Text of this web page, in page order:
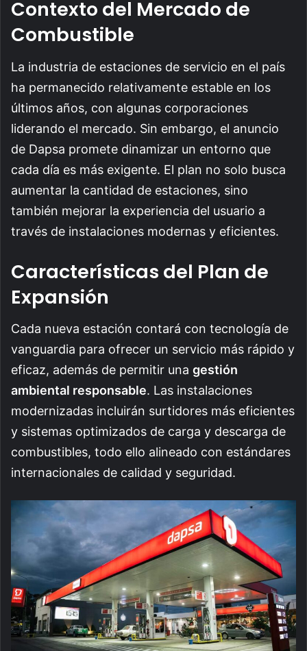
Contexto del Mercado de
Combustible
La industria de estaciones de servicio en el país
ha permanecido relativamente estable en los
últimos años, con algunas corporaciones
liderando el mercado. Sin embargo, el anuncio
de Dapsa promete dinamizar un entorno que
cada día es más exigente. El plan no solo busca
aumentar la cantidad de estaciones, sino
también mejorar la experiencia del usuario a
través de instalaciones modernas y eficientes.
Características del Plan de
Expansión
Cada nueva estación contará con tecnología de
vanguardia para ofrecer un servicio más rápido y
eficaz, además de permitir una gestión
ambiental responsable. Las instalaciones
modernizadas incluirán surtidores más eficientes
y sistemas optimizados de carga y descarga de
combustibles, todo ello alineado con estándares
internacionales de calidad y seguridad.